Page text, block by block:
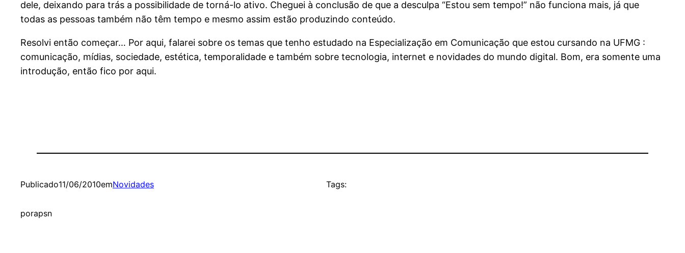
dele, deixando para trás a possibilidade de torná-lo ativo. Cheguei à conclusão de que a desculpa “Estou sem tempo!” não funciona mais, já que
todas as pessoas também não têm tempo e mesmo assim estão produzindo conteúdo.
Resolvi então começar… Por aqui, falarei sobre os temas que tenho estudado na Especialização em Comunicação que estou cursando na UFMG :
comunicação, mídias, sociedade, estética, temporalidade e também sobre tecnologia, internet e novidades do mundo digital. Bom, era somente uma
introdução, então fico por aqui.
Publicado11/06/2010emNovidades
porapsn
Tags: